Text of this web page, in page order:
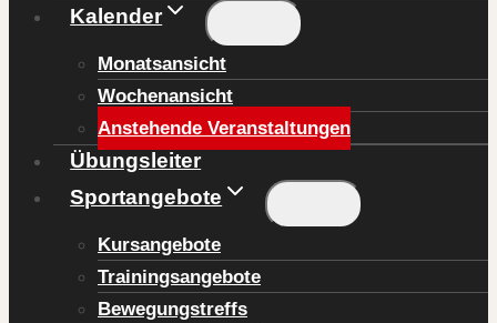
Kalender
Monatsansicht
Wochenansicht
Anstehende Veranstaltungen
Übungsleiter
Sportangebote
Kursangebote
Trainingsangebote
Bewegungstreffs